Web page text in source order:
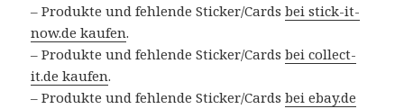
– Produkte und fehlende Sticker/Cardsbei stick-it-
now.de kaufen.
– Produkte und fehlende Sticker/Cardsbei collect-
it.de kaufen.
– Produkte und fehlende Sticker/Cardsbei ebay.de